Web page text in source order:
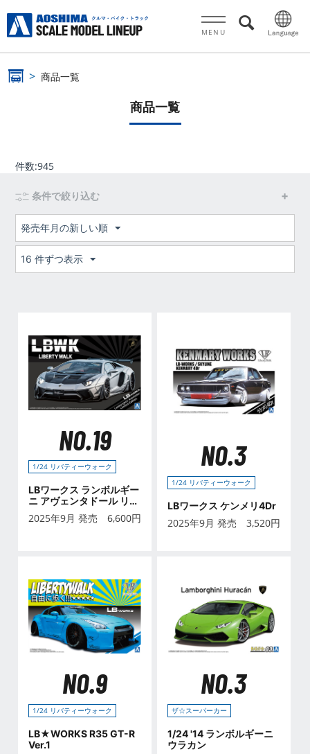
MENU
商品一覧
商品一覧
件数:945
条件で絞り込む
発売年月の新しい順
16 件ずつ表示
NO.19
1/24 リバティーウォーク
LBワークス ランボルギー
ニ アヴェンタドール リミ
テッドエディション Ver.1
2025年9月 発売 6,600円
NO.3
1/24 リバティーウォーク
LBワークス ケンメリ4Dr
2025年9月 発売 3,520円
NO.9
1/24 リバティーウォーク
LB★WORKS R35 GT-R
Ver.1
NO.3
ザ☆スーパーカー
1/24 '14 ランボルギーニ
ウラカン